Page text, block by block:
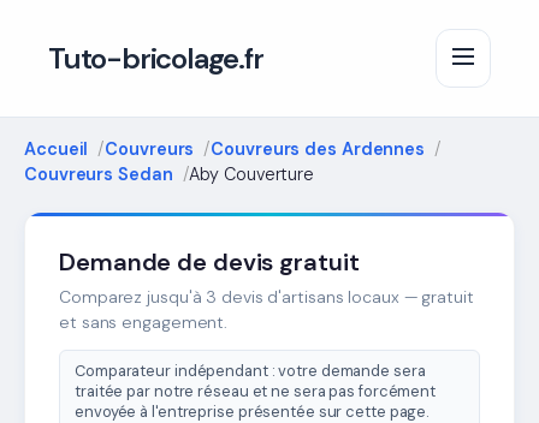
Tuto-bricolage.fr
Accueil Couvreurs
Couvreurs des Ardennes
Couvreurs Sedan
Aby Couverture
Demande de devis gratuit
Comparez jusqu'à 3 devis d'artisans locaux — gratuit
et sans engagement.
Comparateur indépendant : votre demande sera
traitée par notre réseau et ne sera pas forcément
envoyée à l'entreprise présentée sur cette page.